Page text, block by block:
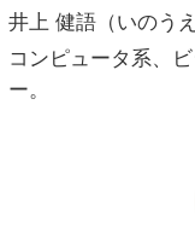
井上 健語（いのう
コンピュータ系、
ー。